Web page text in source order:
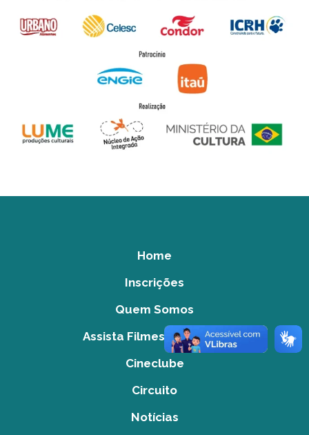
Home
Inscrições
Quem Somos
Assista Filmes do Acervo
Cineclube
Circuito
Notícias